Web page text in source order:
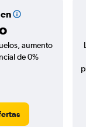
aumento
de 0%